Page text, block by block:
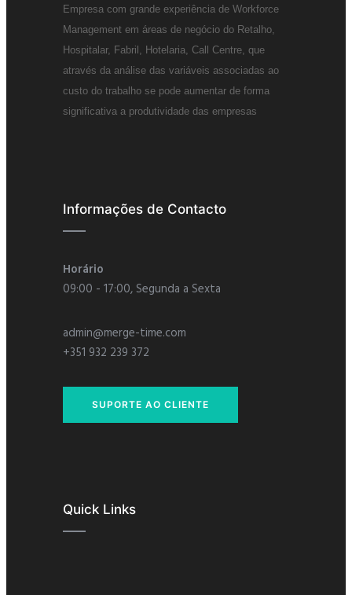
Empresa com grande experiência de Workforce
Management em áreas de negócio do Retalho,
Hospitalar, Fabril, Hotelaria, Call Centre, que
através da análise das variáveis associadas ao
custo do trabalho se pode aumentar de forma
significativa a produtividade das empresas
Informações de Contacto
Horário
09:00 - 17:00, Segunda a Sexta
admin@merge-time.com
+351 932 239 372
SUPORTE AO CLIENTE
Quick Links